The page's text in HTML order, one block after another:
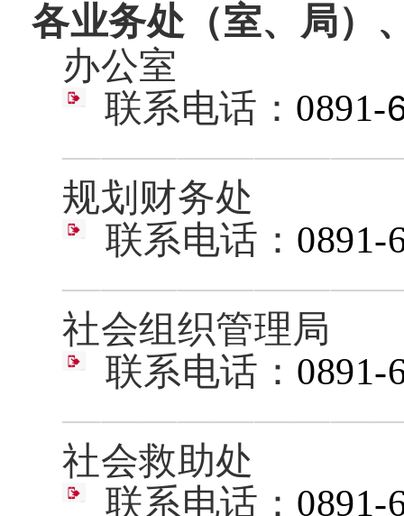
各业务处（室、局）
办公室
联系电话： 0891-
规划财务处
联系电话： 0891-
社会组织管理局
联系电话： 0891-
社会救助处
联系电话： 0891-